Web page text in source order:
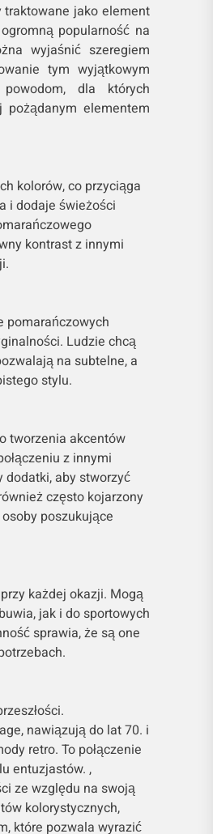
traktowane jako element
popularność na
wyjaśnić szeregiem
tym wyjątkowym
dla których
elementem
kolorów, co przyciąga
i dodaje świeżości
kontrast z innymi
pomarańczowych
Ludzie chcą
na subtelne, a
stylu.
tworzenia akcentów
z innymi
dodatki, aby stworzyć
często kojarzony
poszukujące
każdej okazji. Mogą
jak i do sportowych
sprawia, że są one
nawiązują do lat 70. i
retro. To połączenie
entuzjastów. ,
ze względu na swoją
kolorystycznych,
które pozwala wyrazić